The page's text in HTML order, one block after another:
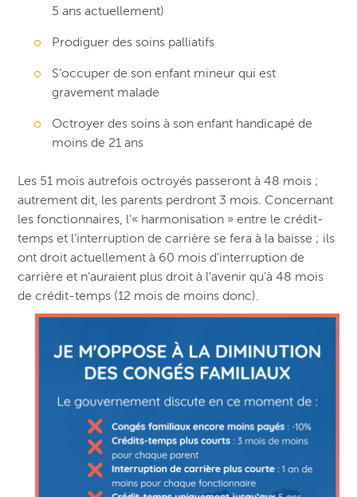
5 ans actuellement)
Prodiguer des soins palliatifs
S’occuper de son enfant mineur qui est
gravement malade
Octroyer des soins à son enfant handicapé de
moins de 21 ans
Les 51 mois autrefois octroyés passeront à 48 mois ;
autrement dit, les parents perdront 3 mois. Concernant
les fonctionnaires, l’« harmonisation » entre le crédit-
temps et l’interruption de carrière se fera à la baisse ; ils
ont droit actuellement à 60 mois d’interruption de
carrière et n’auraient plus droit à l’avenir qu’à 48 mois
de crédit-temps (12 mois de moins donc).